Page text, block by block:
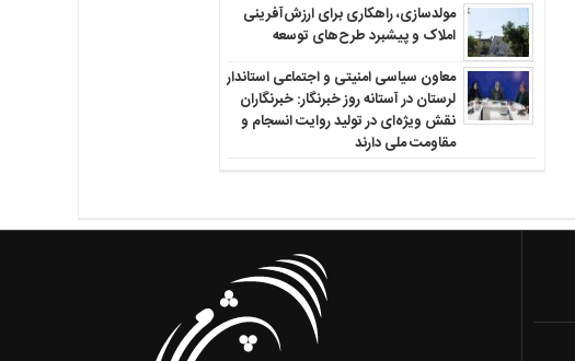
مولدسازی، راهکاری برای ارزش‌آفرینی
املاک و پیشبرد طرح‌های توسعه
معاون سیاسی امنیتی و اجتماعی استاندار
لرستان در آستانه روز خبرنگار: خبرنگاران
نقش ویژه‌ای در تولید روایت انسجام و
مقاومت ملی دارند